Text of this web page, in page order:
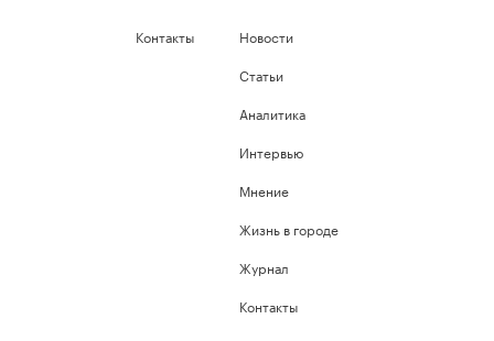
Контакты
Новости
Статьи
Аналитика
Интервью
Мнение
Жизнь в городе
Журнал
Контакты